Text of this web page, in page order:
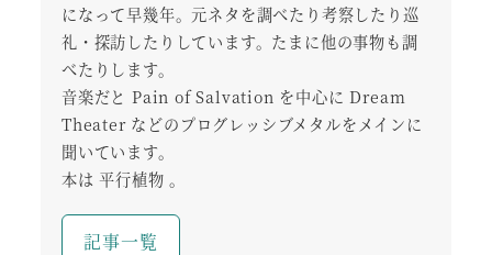
になって早幾年。元ネタを調べたり考察したり巡
礼・探訪したりしています。たまに他の事物も調
べたりします。
音楽だと Pain of Salvation を中心に Dream
Theater などのプログレッシブメタルをメインに
聞いています。
本は 平行植物 。
記事一覧